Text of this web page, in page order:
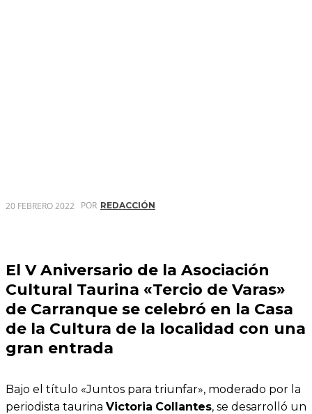
20 FEBRERO 2022 POR REDACCIÓN
El V Aniversario de la Asociación
Cultural Taurina «Tercio de Varas»
de Carranque se celebró en la Casa
de la Cultura de la localidad con una
gran entrada
Bajo el título «Juntos para triunfar», moderado por la
periodista taurina Victoria Collantes, se desarrolló un